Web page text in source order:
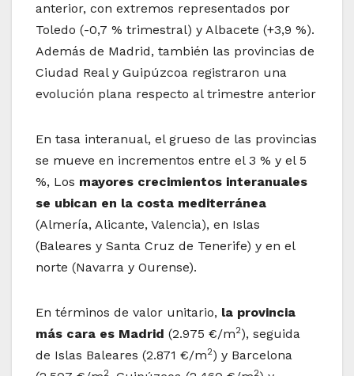
anterior, con extremos representados por
Toledo (-0,7 % trimestral) y Albacete (+3,9 %).
Además de Madrid, también las provincias de
Ciudad Real y Guipúzcoa registraron una
evolución plana respecto al trimestre anterior
En tasa interanual, el grueso de las provincias
se mueve en incrementos entre el 3 % y el 5
%, Los mayores crecimientos interanuales
se ubican en la costa mediterránea
(Almería, Alicante, Valencia), en Islas
(Baleares y Santa Cruz de Tenerife) y en el
norte (Navarra y Ourense).
En términos de valor unitario, la provincia
más cara es Madrid (2.975 €/m2), seguida
de Islas Baleares (2.871 €/m2) y Barcelona
2 2